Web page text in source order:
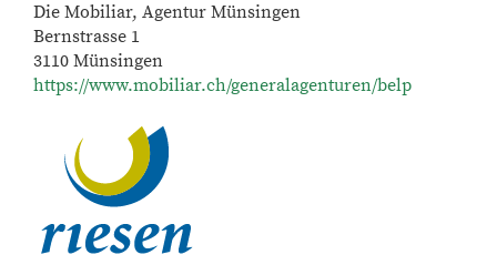
Die Mobiliar, Agentur Münsingen
Bernstrasse 1
3110 Münsingen
https://www.mobiliar.ch/generalagenturen/belp